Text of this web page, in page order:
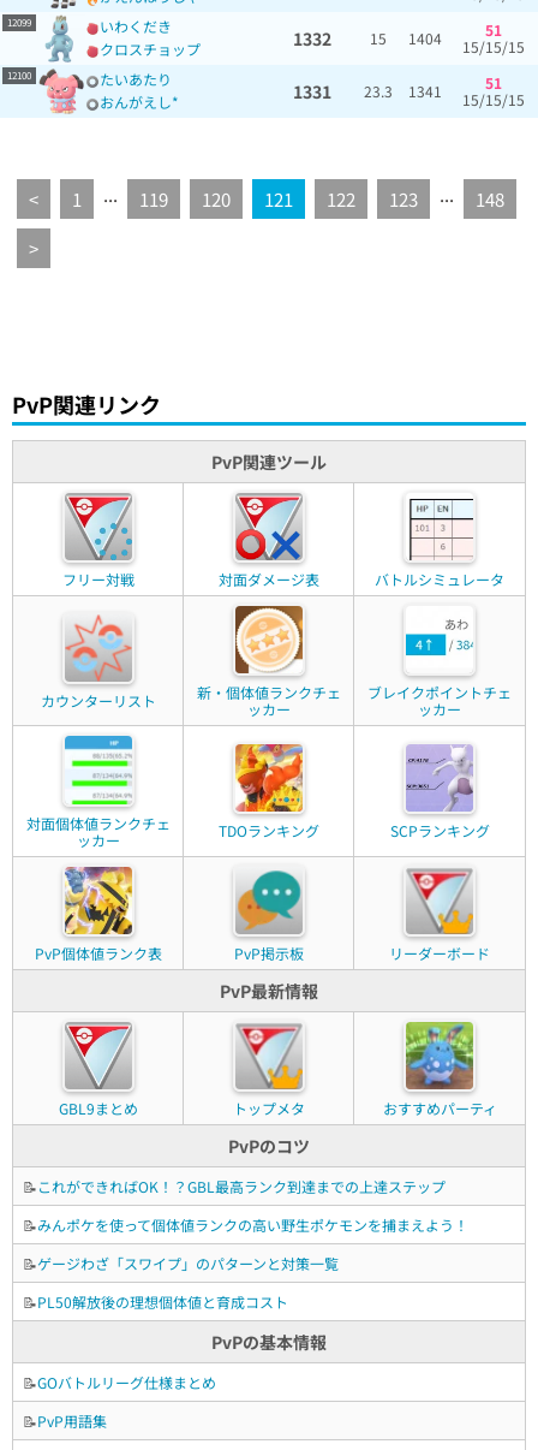
12099
いわくだき
クロスチョップ
1332 15 1404
51
15/15/15
12100
たいあたり
おんがえし*
1331 23.3 1341
51
15/15/15
< 1 ... 119 120 121 122 123 ...
148
>
PvP関連リンク
PvP関連ツール
フリー対戦 対面ダメージ表 バトルシミュレータ
カウンターリスト
新・個体値ランクチェ
ッカー
ブレイクポイントチェ
ッカー
対面個体値ランクチェ
ッカー
TDOランキング SCPランキング
PvP個体値ランク表 PvP掲示板 リーダーボード
PvP最新情報
GBL9まとめ トップメタ おすすめパーティ
PvPのコツ
📝これができればOK！？GBL最高ランク到達までの上達ステップ
📝みんポケを使って個体値ランクの高い野生ポケモンを捕まえよう！
📝ゲージわざ「スワイプ」のパターンと対策一覧
📝PL50解放後の理想個体値と育成コスト
PvPの基本情報
📝GOバトルリーグ仕様まとめ
📝PvP用語集